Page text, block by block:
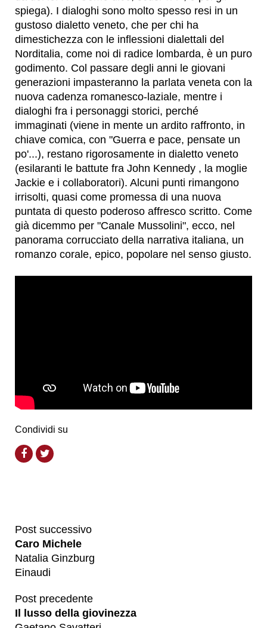
spiega). I dialoghi sono molto spesso resi in un
gustoso dialetto veneto, che per chi ha
dimestichezza con le inflessioni dialettali del
Norditalia, come noi di radice lombarda, è un puro
godimento. Col passare degli anni le giovani
generazioni impasteranno la parlata veneta con la
nuova cadenza romanesco-laziale, mentre i
dialoghi fra i personaggi storici, perché
immaginati (viene in mente un ardito raffronto, in
chiave comica, con "Guerra e pace, pensate un
po'...), restano rigorosamente in dialetto veneto
(esilaranti le battute fra John Kennedy , la moglie
Jackie e i collaboratori). Alcuni punti rimangono
irrisolti, quasi come promessa di una nuova
puntata di questo poderoso affresco scritto. Come
già dicemmo per "Canale Mussolini", ecco, nel
panorama corrucciato della narrativa italiana, un
romanzo corale, epico, popolare nel senso giusto.
Condividi su
Post successivo
Caro Michele
Natalia Ginzburg
Einaudi
Post precedente
Il lusso della giovinezza